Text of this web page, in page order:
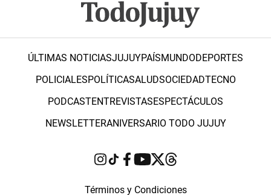
ÚLTIMAS NOTICIASJUJUYPAÍSMUNDODEPORTES
POLICIALESPOLÍTICASALUDSOCIEDADTECNO
PODCASTENTREVISTASESPECTÁCULOS
NEWSLETTERANIVERSARIO TODO JUJUY
Términos y Condiciones